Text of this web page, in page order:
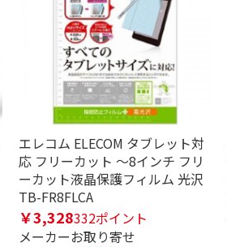
エレコム ELECOM タブレット対
応 フリーカット ～8インチ フリ
ーカット液晶保護フィルム 光沢
TB-FR8FLCA
￥3,328332ポイント
メーカーお取り寄せ